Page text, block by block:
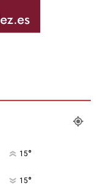
15°
15°